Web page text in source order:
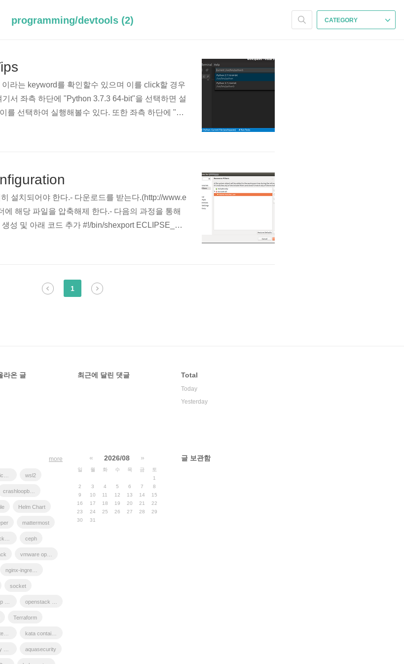
CATEGORY
programming/devtools (2)
라는 keyword를 확인할수 있으며 이를 click할 경우
서 좌측 하단에 "Python 3.7.3 64-bit"을 선택하면 설
를 선택하여 실행해볼수 있다. 또한 좌측 하단에 "Py
항목을 클릭시 아래와 같이 기존에 설정되어 있는 la
설치되어야 한다.- 다운로드를 받는다.(http://www.e
해당 파일을 압축해제 한다.- 다음의 과정을 통해
성 및 아래 코드 추가 #!/bin/shexport ECLIPSE_HO
eclipse $* - 생성된 실행파일의 실행권한을 추가
1
라온 글 최근에 달린 댓글 Total
Today
Yesterday
wsl2
Helm Chart
mattermost
ceph
socket
Terraform
aquasecurity
more « 2026/08 »
일 월 화 수 목 금
토
1
2
3 4 5 6 7
8
9
10 11 12 13 14
15
16
17 18 19 20 21
22
23
24 25 26 27 28
29
30
31
글 보관함